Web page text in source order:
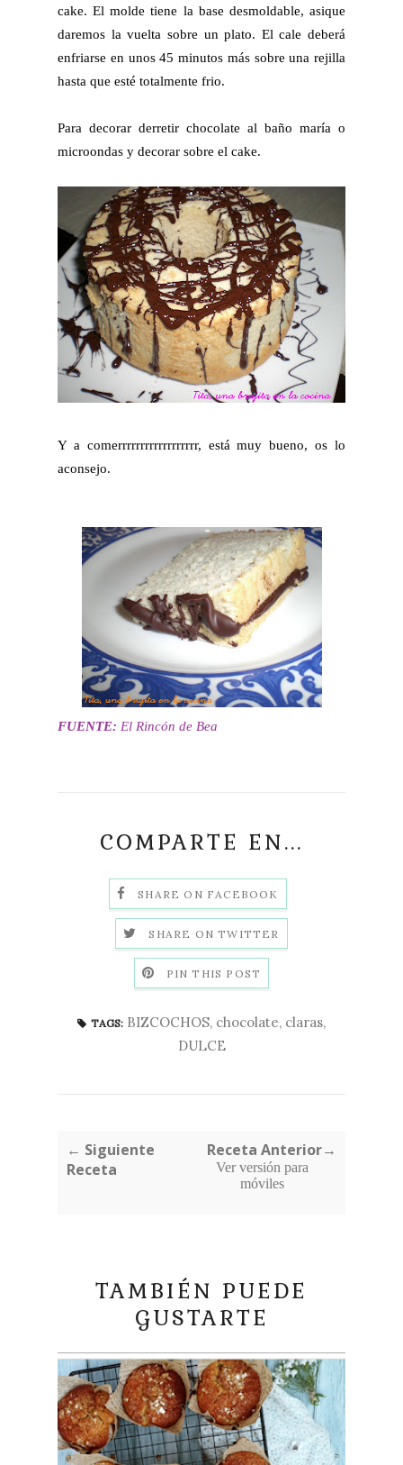
cake. El molde tiene la base desmoldable, asique
daremos la vuelta sobre un plato. El cale deberá
enfriarse en unos 45 minutos más sobre una rejilla
hasta que esté totalmente frio.
Para decorar derretir chocolate al baño maría o
microondas y decorar sobre el cake.
Y a comerrrrrrrrrrrrrrrrrr, está muy bueno, os lo
aconsejo.
FUENTE: El Rincón de Bea
COMPARTE EN...
SHARE ON FACEBOOK
SHARE ON TWITTER
PIN THIS POST
TAGS: BIZCOCHOS, chocolate, claras,
DULCE
← Siguiente
Receta
Receta Anterior→
Ver versión para
móviles
TAMBIÉN PUEDE
GUSTARTE